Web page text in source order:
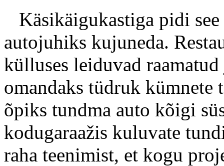
Käsikäigukastiga pidi
autojuhiks kujuneda.
külluses leiduvad
omandaks tüdruk kümnete
õpiks tundma auto kõigi
kodugaraažis kuluvate
raha teenimist, et kogu